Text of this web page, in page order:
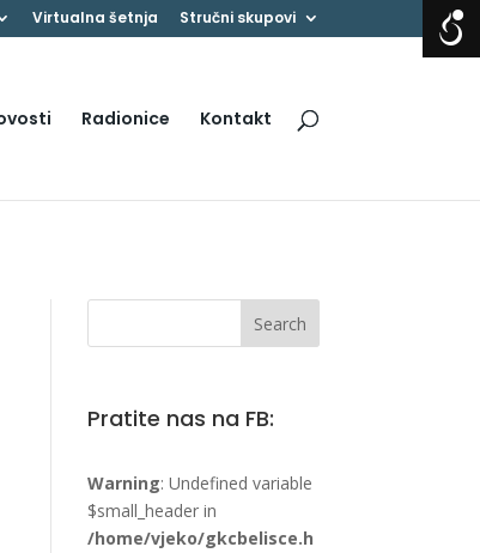
Virtualna šetnja Stručni skupovi
Radionice Kontakt
Pratite nas na FB:
Warning: Undefined variable
$small_header in
/home/vjeko/gkcbelisce.h